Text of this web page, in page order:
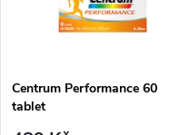
p
s
p
Centrum Performance 60
tablet